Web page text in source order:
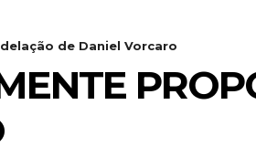
de Daniel Vorcaro